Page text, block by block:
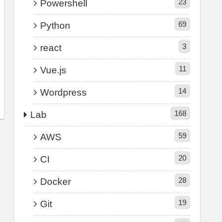
Powershell 23
Python 69
react 3
Vue.js 11
Wordpress 14
Lab 168
AWS 59
CI 20
Docker 28
Git 19